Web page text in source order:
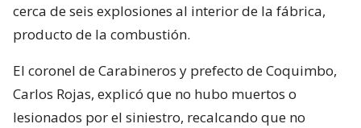
cerca de seis explosiones al interior de la fábrica,
producto de la combustión.
El coronel de Carabineros y prefecto de Coquimbo,
Carlos Rojas, explicó que no hubo muertos o
lesionados por el siniestro, recalcando que no